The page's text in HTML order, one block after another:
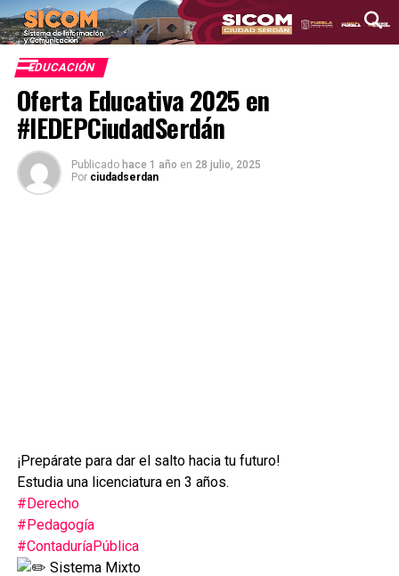
EDUCACIÓN
Oferta Educativa 2025 en
#IEDEPCiudadSerdán
Publicado hace 1 año en 28 julio, 2025
Por ciudadserdan
¡Prepárate para dar el salto hacia tu futuro!
Estudia una licenciatura en 3 años.
#Derecho
#Pedagogía
#ContaduríaPública
Sistema Mixto